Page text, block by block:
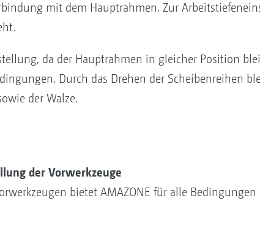
mit dem Hauptrahmen. Zur
da der Hauptrahmen in gleicher Position
Durch das Drehen der Scheibenreihen
der Walze.
der Vorwerkzeuge
bietet AMAZONE für alle Bedingungen